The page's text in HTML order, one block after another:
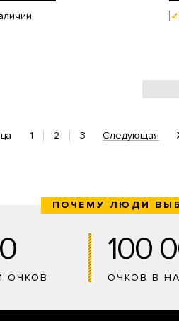
1 2 3 Следующая
ПОЧЕМУ ЛЮДИ
ОЧКОВ
100
ОЧКОВ В